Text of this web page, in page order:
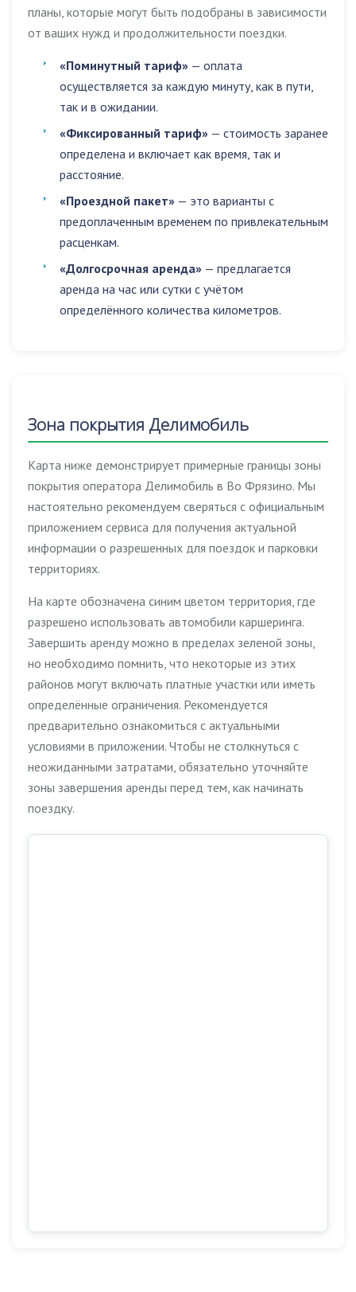
планы, которые могут быть подобраны в зависимости
от ваших нужд и продолжительности поездки.
«Поминутный тариф» — оплата
осуществляется за каждую минуту, как в пути,
так и в ожидании.
«Фиксированный тариф» — стоимость заранее
определена и включает как время, так и
расстояние.
«Проездной пакет» — это варианты с
предоплаченным временем по привлекательным
расценкам.
«Долгосрочная аренда» — предлагается
аренда на час или сутки с учётом
определённого количества километров.
Зона покрытия Делимобиль
Карта ниже демонстрирует примерные границы зоны
покрытия оператора Делимобиль в Во Фрязино. Мы
настоятельно рекомендуем сверяться с официальным
приложением сервиса для получения актуальной
информации о разрешенных для поездок и парковки
территориях.
На карте обозначена синим цветом территория, где
разрешено использовать автомобили каршеринга.
Завершить аренду можно в пределах зеленой зоны,
но необходимо помнить, что некоторые из этих
районов могут включать платные участки или иметь
определённые ограничения. Рекомендуется
предварительно ознакомиться с актуальными
условиями в приложении. Чтобы не столкнуться с
неожиданными затратами, обязательно уточняйте
зоны завершения аренды перед тем, как начинать
поездку.